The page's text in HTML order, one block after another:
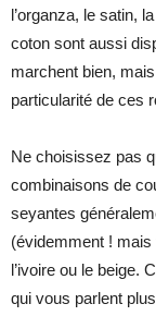
l’organza, le satin,
coton sont aussi
marchent bien,
particularité de ces
Ne choisissez pas
combinaisons de
seyantes
(évidemment ! mais
l’ivoire ou le beige.
qui vous parlent